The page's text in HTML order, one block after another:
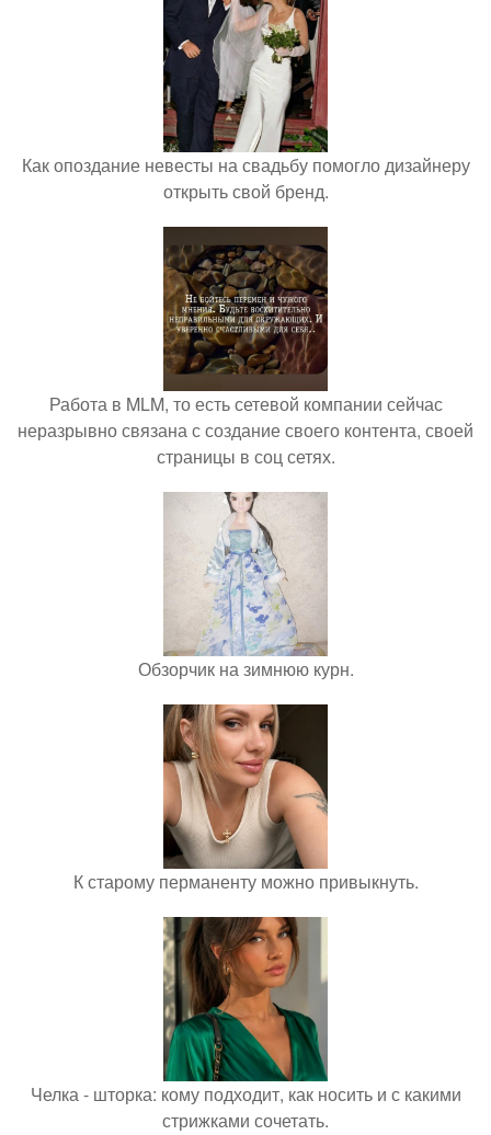
Как опоздание невесты на свадьбу помогло дизайнеру
открыть свой бренд.
Работа в MLM, то есть сетевой компании сейчас
неразрывно связана с создание своего контента, своей
страницы в соц сетях.
Обзорчик на зимнюю курн.
К старому перманенту можно привыкнуть.
Челка - шторка: кому подходит, как носить и с какими
стрижками сочетать.